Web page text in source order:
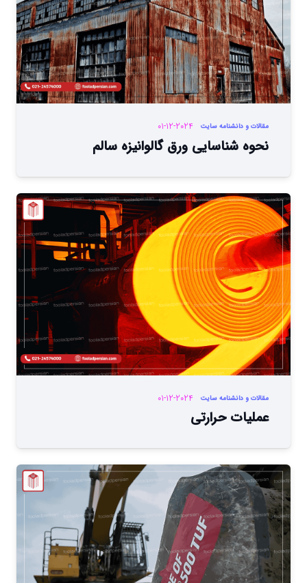
مقالات و دانشنامه سایت 01-12-2024
نحوه شناسایی ورق گالوانیزه سالم
مقالات و دانشنامه سایت 01-12-2024
عملیات حرارتی